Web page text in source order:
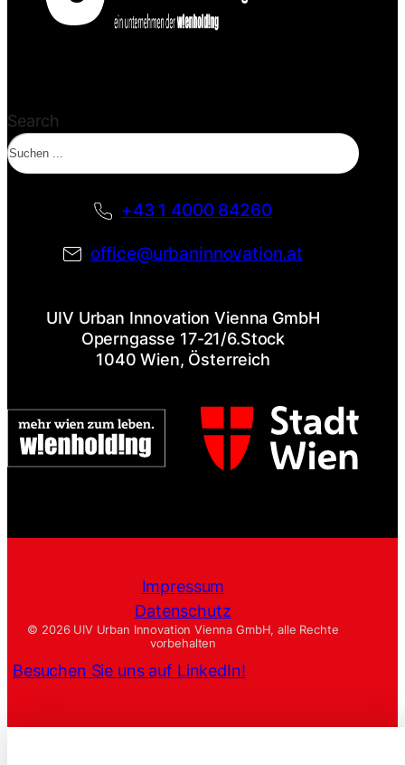
Search
+43 1 4000 84260
office@urbaninnovation.at
UIV Urban Innovation Vienna GmbH
Operngasse 17-21/6.Stock
1040 Wien, Österreich
Impressum
Datenschutz
© 2026 UIV Urban Innovation Vienna GmbH, alle Rechte
vorbehalten
Besuchen Sie uns auf LinkedIn!